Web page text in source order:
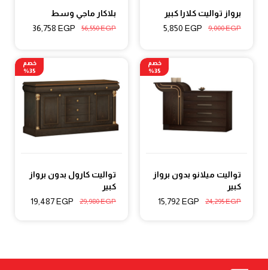
برواز تواليت كلارا كبير
9,000EGP
5,850 EGP
بلاكار ماجي وسط
56,550EGP
36,758 EGP
تواليت ميلانو بدون برواز
كبير
24,295EGP
15,792 EGP
خصم
35%
تواليت كارول بدون برواز
كبير
29,980EGP
19,487EGP
خصم
35%